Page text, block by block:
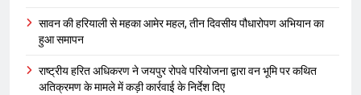
सावन की हरियाली से महका आमेर महल, तीन दिवसीय पौधारोपण अभियान का
हुआ समापन
राष्ट्रीय हरित अधिकरण ने जयपुर रोपवे परियोजना द्वारा वन भूमि पर कथित
अतिक्रमण के मामले में कड़ी कार्रवाई के निर्देश दिए